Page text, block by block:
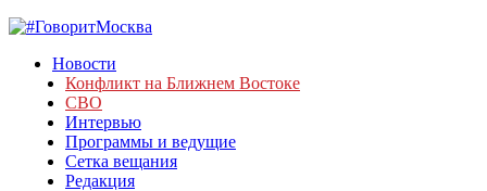
Новости
Конфликт на Ближнем Востоке
СВО
Интервью
Программы и ведущие
Сетка вещания
Редакция